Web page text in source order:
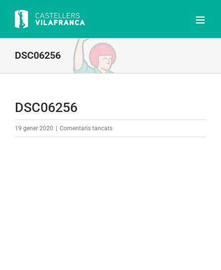
content
DSC06256
DSC06256
19 gener 2020 Comentaris tancatsa